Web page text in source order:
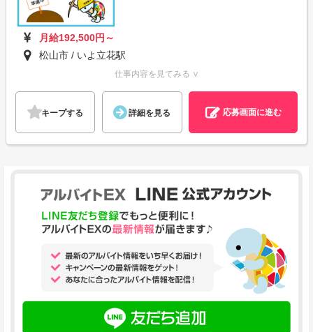
月給192,500円～
松山市 / いよ立花駅
仕事内容を見てみる ∨
キープする 詳細を見る 応募画面に進む